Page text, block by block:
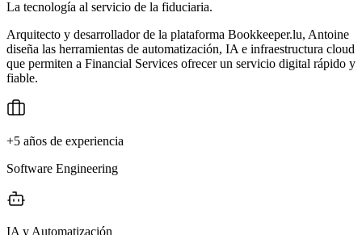
La tecnología al servicio de la fiduciaria.
Arquitecto y desarrollador de la plataforma Bookkeeper.lu, Antoine
diseña las herramientas de automatización, IA e infraestructura cloud
que permiten a Financial Services ofrecer un servicio digital rápido y
fiable.
+5 años de experiencia
Software Engineering
IA y Automatización